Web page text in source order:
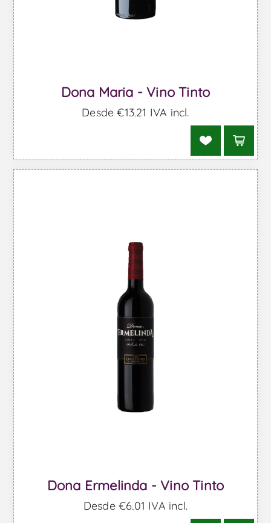
Dona Maria - Vino Tinto
Desde €13,21 IVA incl.
Dona Ermelinda - Vino Tinto
Desde €6,01 IVA incl.